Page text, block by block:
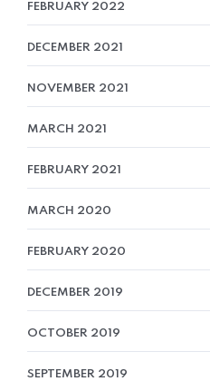
FEBRUARY 2022
DECEMBER 2021
NOVEMBER 2021
MARCH 2021
FEBRUARY 2021
MARCH 2020
FEBRUARY 2020
DECEMBER 2019
OCTOBER 2019
SEPTEMBER 2019